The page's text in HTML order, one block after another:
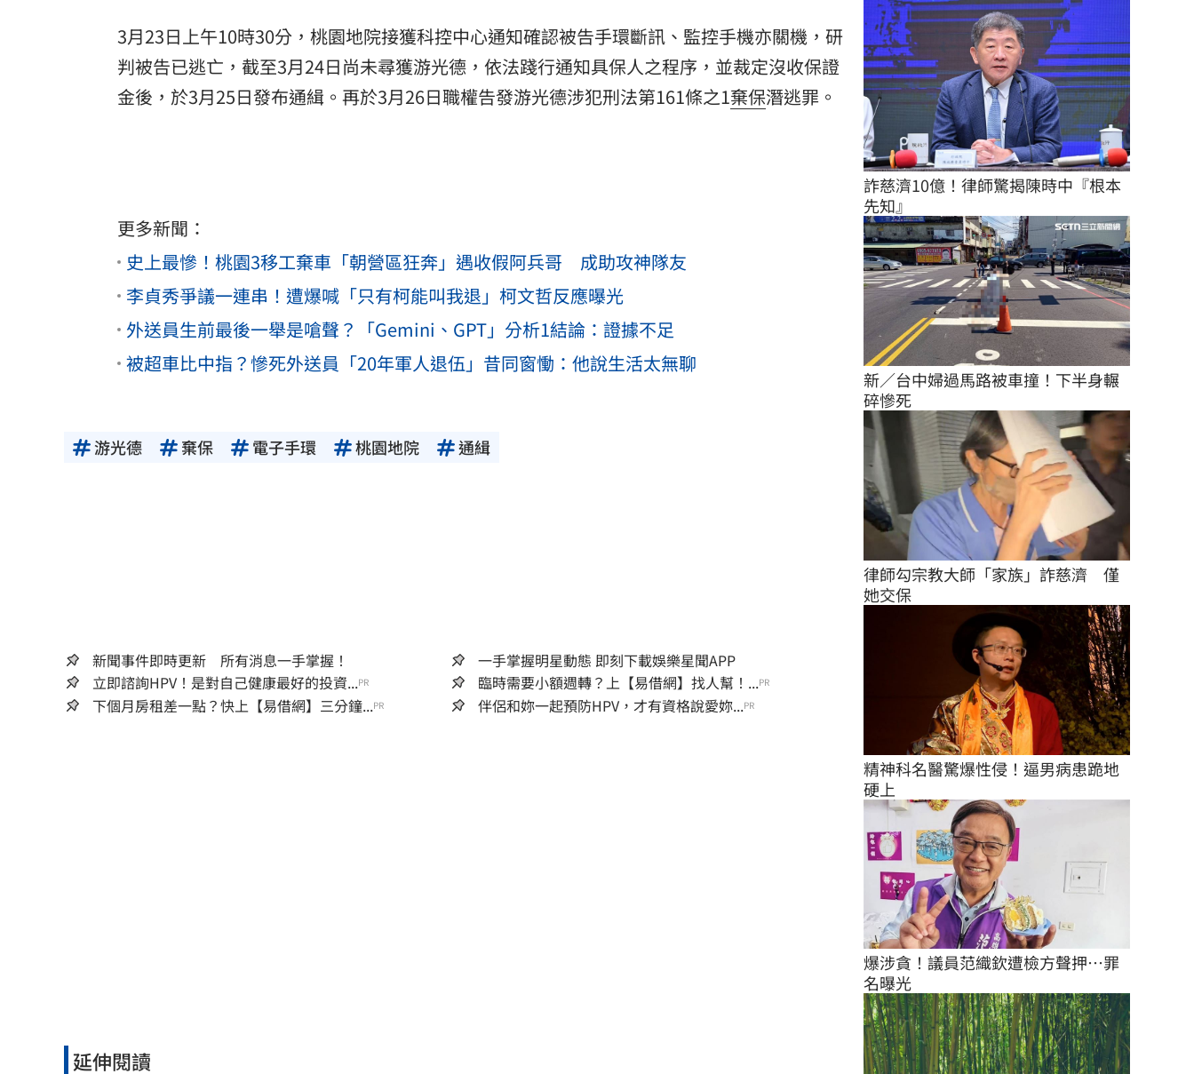
3月23日上午10時30分，桃園地院接獲科控中心通知確認被告手環斷訊、監控手機亦關機，研
判被告已逃亡，截至3月24日尚未尋獲游光德，依法踐行通知具保人之程序，並裁定沒收保證
金後，於3月25日發布通緝。再於3月26日職權告發游光德涉犯刑法第161條之1棄保潛逃罪。
更多新聞：
史上最慘！桃園3移工棄車「朝營區狂奔」遇收假阿兵哥 成助攻神隊友
李貞秀爭議一連串！遭爆喊「只有柯能叫我退」柯文哲反應曝光
外送員生前最後一舉是嗆聲？「Gemini、GPT」分析1結論：證據不足
被超車比中指？慘死外送員「20年軍人退伍」昔同窗慟：他說生活太無聊
游光德 棄保 電子手環 桃園地院 通緝
新聞事件即時更新 所有消息一手掌握！
一手掌握明星動態 即刻下載娛樂星聞APP
立即諮詢HPV！是對自己健康最好的投資...PR 臨時需要小額週轉？上【易借網】找人幫！...PR
下個月房租差一點？快上【易借網】三分鐘...PR 伴侶和妳一起預防HPV，才有資格說愛妳...PR
延伸閱讀
詐慈濟10億！律師驚揭陳時中『根本
先知』
新／台中婦過馬路被車撞！下半身輾
碎慘死
律師勾宗教大師「家族」詐慈濟　僅
她交保
精神科名醫驚爆性侵！逼男病患跪地
硬上
爆涉貪！議員范織欽遭檢方聲押…罪
名曝光